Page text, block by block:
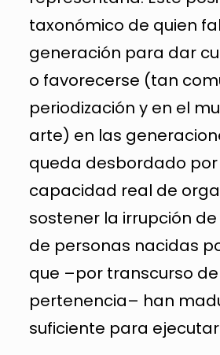
taxonómico de quien
generación para dar
o favorecerse (tan
periodización y en el
arte) en las
queda desbordado por
capacidad real de
sostener la irrupción
de personas nacidas
que –por transcurso
pertenencia– han
suficiente para